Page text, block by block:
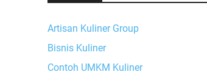
Artisan Kuliner Group
Bisnis Kuliner
Contoh UMKM Kuliner